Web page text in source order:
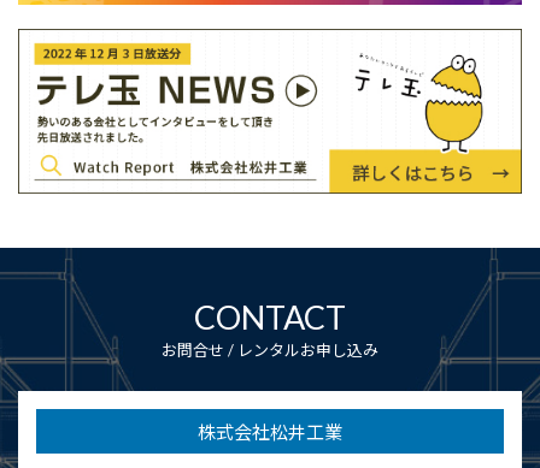
CONTACT
お問合せ / レンタルお申し込み
株式会社松井工業